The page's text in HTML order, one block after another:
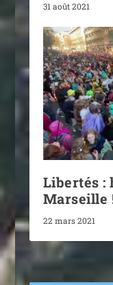
31 août 2021
Libertés :
Marseille
22 mars 2021